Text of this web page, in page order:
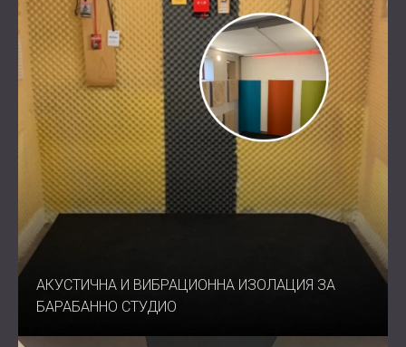
АКУСТИЧНА И ВИБРАЦИОННА ИЗОЛАЦИЯ ЗА
БАРАБАННО СТУДИО